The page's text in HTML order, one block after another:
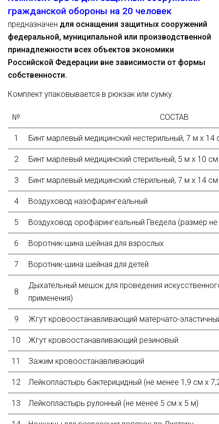
гражданской обороны на 20 человек
предназначен для оснащения защитных сооружений
федеральной, муниципальной или производственной
принадлежности всех объектов экономики
Российской Федерации вне зависимости от формы
собственности.
Комплект упаковывается в рюкзак или сумку.
№ СОСТАВ
1 Бинт марлевый медицинский нестерильный, 7 м х 14
2 Бинт марлевый медицинский стерильный, 5 м х 10 см
3 Бинт марлевый медицинский стерильный, 7 м х 14 см
4 Воздуховод назофарингеальный
5 Воздуховод орофарингеальный Гведела (размер
6 Воротник-шина шейная для взрослых
7 Воротник-шина шейная для детей
8
Дыхательный мешок для проведения
применения)
9 Жгут кровоостанавливающий матерчато-
10 Жгут кровоостанавливающий резиновый
11 Зажим кровоостанавливающий
12 Лейкопластырь бактерицидный (не менее 1,9 см х
13 Лейкопластырь рулонный (не менее 5 см х 5 м)